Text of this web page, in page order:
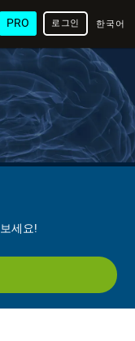
PRO 한국어
語
로그인
세요!